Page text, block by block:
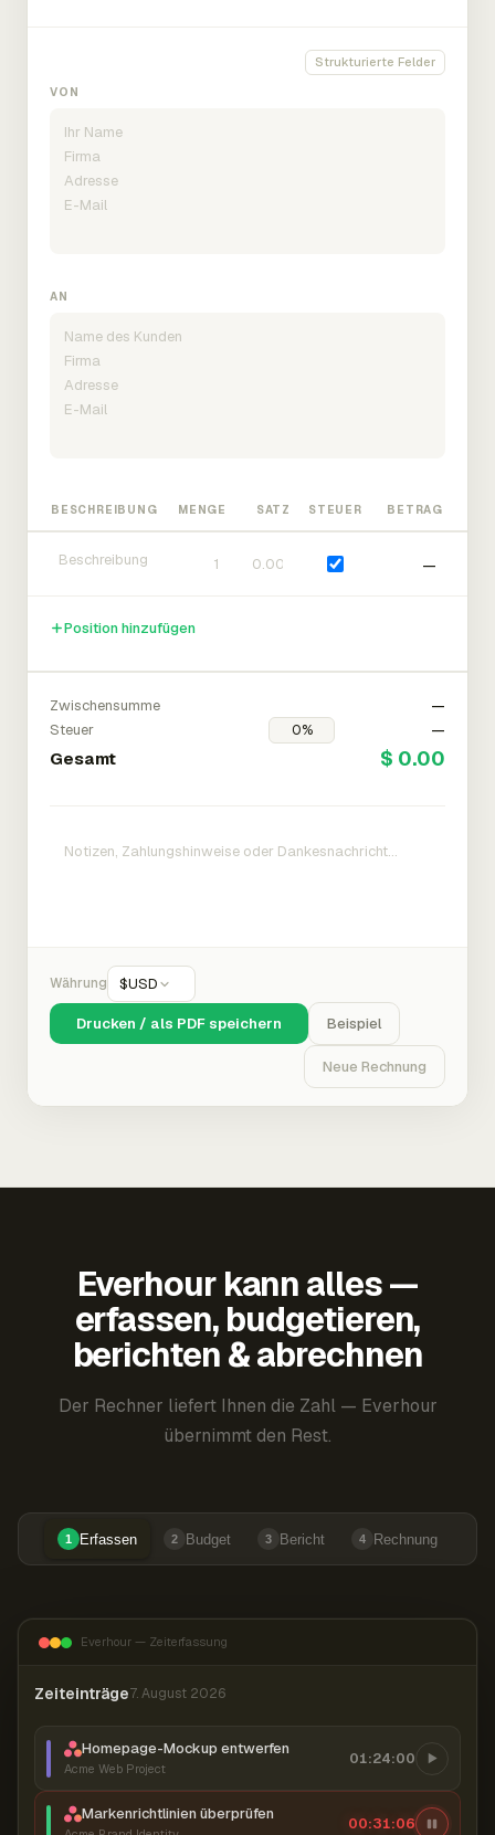
Strukturierte Felder
VON
AN
BESCHREIBUNG MENGE SATZ STEUER BETRAG
—
Position hinzufügen
Zwischensumme
—
Steuer
—
Gesamt $ 0.00
Währung $USD
Drucken / als PDF speichern Beispiel
Neue Rechnung
Everhour kann alles —
erfassen, budgetieren,
berichten & abrechnen
Der Rechner liefert Ihnen die Zahl — Everhour
übernimmt den Rest.
1 Erfassen 2 Budget 3 Bericht 4 Rechnung
Everhour — Zeiterfassung
Zeiteinträge7. August 2026
Homepage-Mockup entwerfen
Acme Web Project
01:24:00
Markenrichtlinien überprüfen 00:31:06